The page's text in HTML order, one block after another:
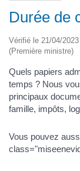
Durée de
Vérifié le 21/04/
(Première ministre)
Quels papiers
temps ? Nous
principaux
famille, impôts,
Vous pouvez